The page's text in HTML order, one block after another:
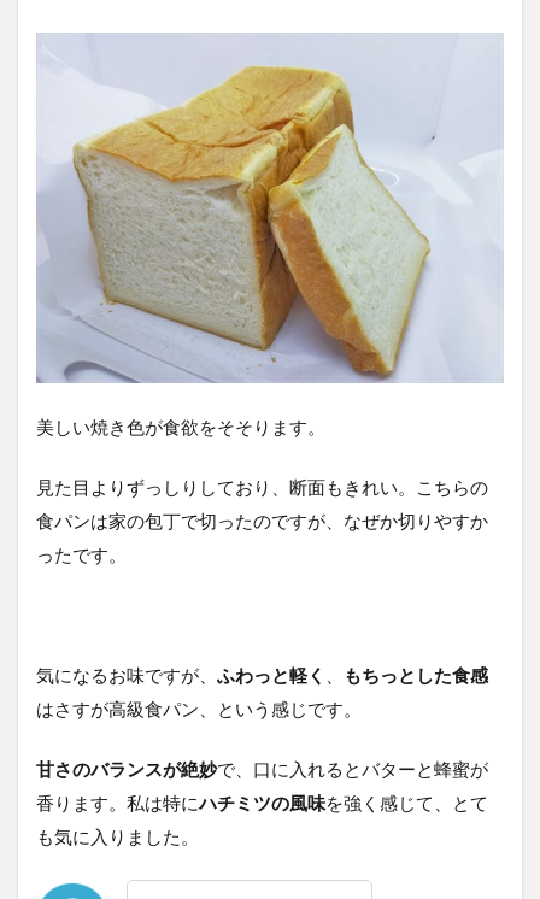
美しい焼き色が食欲をそそります。
見た目よりずっしりしており、断面もきれい。こちらの
食パンは家の包丁で切ったのですが、なぜか切りやすか
ったです。
気になるお味ですが、 ふわっと軽く
もちっとした食感
はさすが高級食パン、という感じです。
甘さのバランスが絶妙で、口に入れるとバターと蜂蜜が
香ります。私は特にハチミツの風味を強く感じて、とて
も気に入りました。